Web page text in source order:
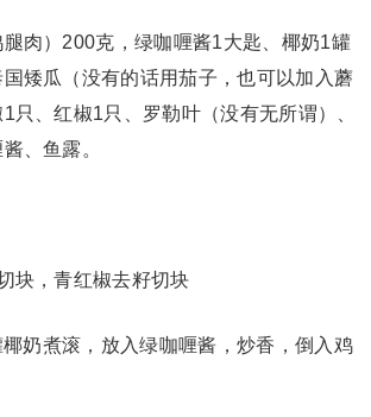
肉）200克，绿咖喱酱1大匙、椰奶1罐
国矮瓜（没有的话用茄子，也可以加入蘑
只、红椒1只、罗勒叶（没有无所谓）、
、鱼露。
块，青红椒去籽切块
奶煮滚，放入绿咖喱酱，炒香，倒入鸡